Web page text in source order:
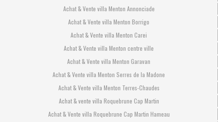
Achat & Vente villa Menton Annonciade
Achat & Vente villa Menton Borrigo
Achat & Vente villa Menton Carei
Achat & Vente villa Menton centre ville
Achat & Vente villa Menton Garavan
Achat & Vente villa Menton Serres de la Madone
Achat & Vente villa Menton Terres-Chaudes
Achat & vente villa Roquebrune Cap Martin
Achat & Vente villa Roquebrune Cap Martin Hameau